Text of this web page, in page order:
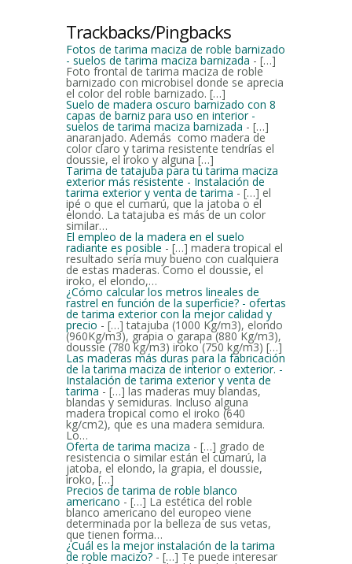
Trackbacks/Pingbacks
Fotos de tarima maciza de roble barnizado
- suelos de tarima maciza barnizada - […]
Foto frontal de tarima maciza de roble
barnizado con microbisel donde se aprecia
el color del roble barnizado. […]
Suelo de madera oscuro barnizado con 8
capas de barniz para uso en interior -
suelos de tarima maciza barnizada - […]
anaranjado. Además como madera de
color claro y tarima resistente tendrías el
doussie, el iroko y alguna […]
Tarima de tatajuba para tu tarima maciza
exterior más resistente - Instalación de
tarima exterior y venta de tarima - […] el
ipé o que el cumarú, que la jatoba o el
elondo. La tatajuba es más de un color
similar…
El empleo de la madera en el suelo
radiante es posible - […] madera tropical el
resultado sería muy bueno con cualquiera
de estas maderas. Como el doussie, el
iroko, el elondo,…
¿Cómo calcular los metros lineales de
rastrel en función de la superficie? - ofertas
de tarima exterior con la mejor calidad y
precio - […] tatajuba (1000 Kg/m3), elondo
(960Kg/m3), grapia o garapa (880 Kg/m3),
doussie (780 kg/m3) iroko (750 kg/m3) […]
Las maderas más duras para la fabricación
de la tarima maciza de interior o exterior. -
Instalación de tarima exterior y venta de
tarima - […] las maderas muy blandas,
blandas y semiduras. Incluso alguna
madera tropical como el iroko (640
kg/cm2), que es una madera semidura.
Lo…
Oferta de tarima maciza - […] grado de
resistencia o similar están el cumarú, la
jatoba, el elondo, la grapia, el doussie,
iroko, […]
Precios de tarima de roble blanco
americano - […] La estética del roble
blanco americano del europeo viene
determinada por la belleza de sus vetas,
que tienen forma…
¿Cuál es la mejor instalación de la tarima
de roble macizo? - […] Te puede interesar